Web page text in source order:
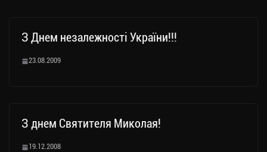
З Днем незалежності України!!!
23.08.2009
З днем Святителя Миколая!
19.12.2008